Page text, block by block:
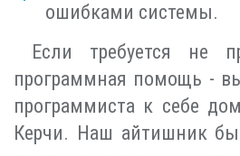
ошибками системы.
Если требуется не
программная помощь -
программиста к себе
Керчи. Наш айтишник